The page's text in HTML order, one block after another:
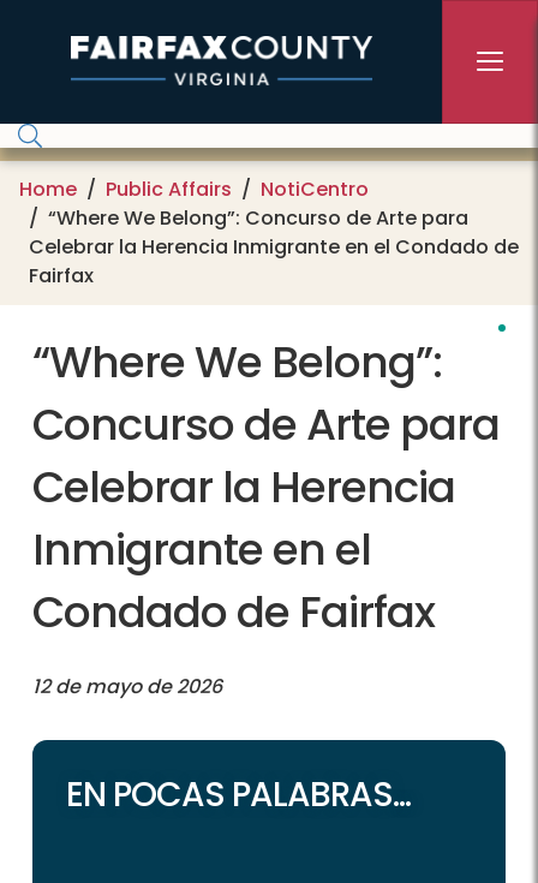
Home Public Affairs
NotiCentro
“Where We Belong”: Concurso de Arte para
Celebrar la Herencia Inmigrante en el Condado de
Fairfax
“Where We Belong”:
Concurso de Arte para
Celebrar la Herencia
Inmigrante en el
Condado de Fairfax
12 de mayo de 2026
EN POCAS PALABRAS...